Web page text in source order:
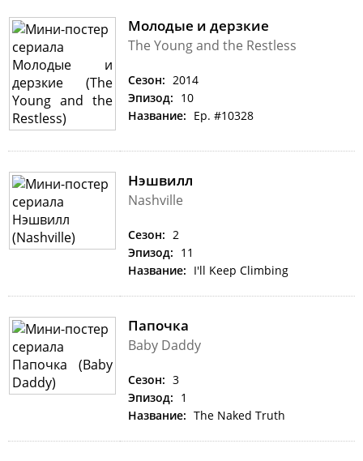
Молодые и дерзкие
The Young and the Restless
Сезон: 2014
Эпизод: 10
Название: Ep. #10328
Нэшвилл
Nashville
Сезон: 2
Эпизод: 11
Название: I'll Keep Climbing
Папочка
Baby Daddy
Сезон: 3
Эпизод: 1
Название: The Naked Truth